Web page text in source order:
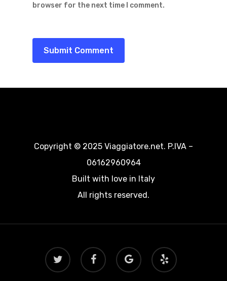
browser for the next time I comment.
Copyright © 2025 Viaggiatore.net. P.IVA –
06162960964
Built with love in Italy
All rights reserved.
twitter facebook
google-
plus
yelp